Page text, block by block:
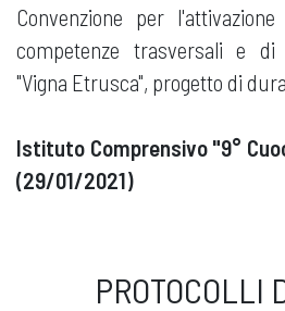
Convenzione per
competenze trasversali e di
"Vigna Etrusca", progetto di
Istituto Comprensivo "9°
(29/01/2021)
PROTOCOLLI